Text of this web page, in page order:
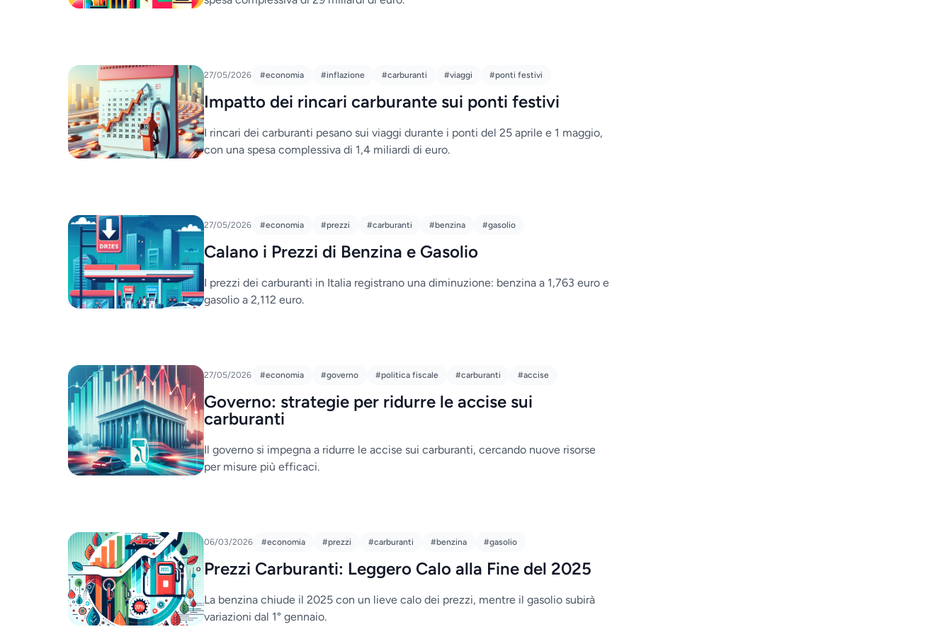
27/05/2026 #economia #inflazione #carburanti #viaggi #ponti festivi
Impatto dei rincari carburante sui ponti festivi
I rincari dei carburanti pesano sui viaggi durante i ponti del 25 aprile e 1 maggio,
con una spesa complessiva di 1,4 miliardi di euro.
27/05/2026 #economia #prezzi #carburanti #benzina #gasolio
Calano i Prezzi di Benzina e Gasolio
I prezzi dei carburanti in Italia registrano una diminuzione: benzina a 1,763 euro e
gasolio a 2,112 euro.
27/05/2026 #economia #governo #politica fiscale #carburanti #accise
Governo: strategie per ridurre le accise sui
carburanti
Il governo si impegna a ridurre le accise sui carburanti, cercando nuove risorse
per misure più efficaci.
06/03/2026 #economia #prezzi #carburanti #benzina #gasolio
Prezzi Carburanti: Leggero Calo alla Fine del 2025
La benzina chiude il 2025 con un lieve calo dei prezzi, mentre il gasolio subirà
variazioni dal 1° gennaio.